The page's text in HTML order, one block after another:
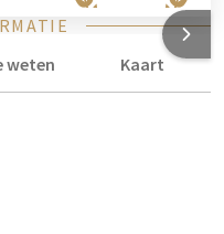
weten
Kaart